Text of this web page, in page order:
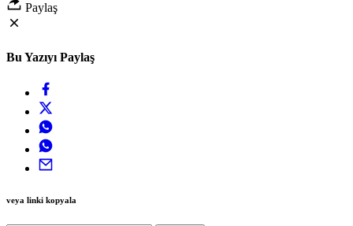
Paylaş
Bu Yazıyı Paylaş
veya linki kopyala